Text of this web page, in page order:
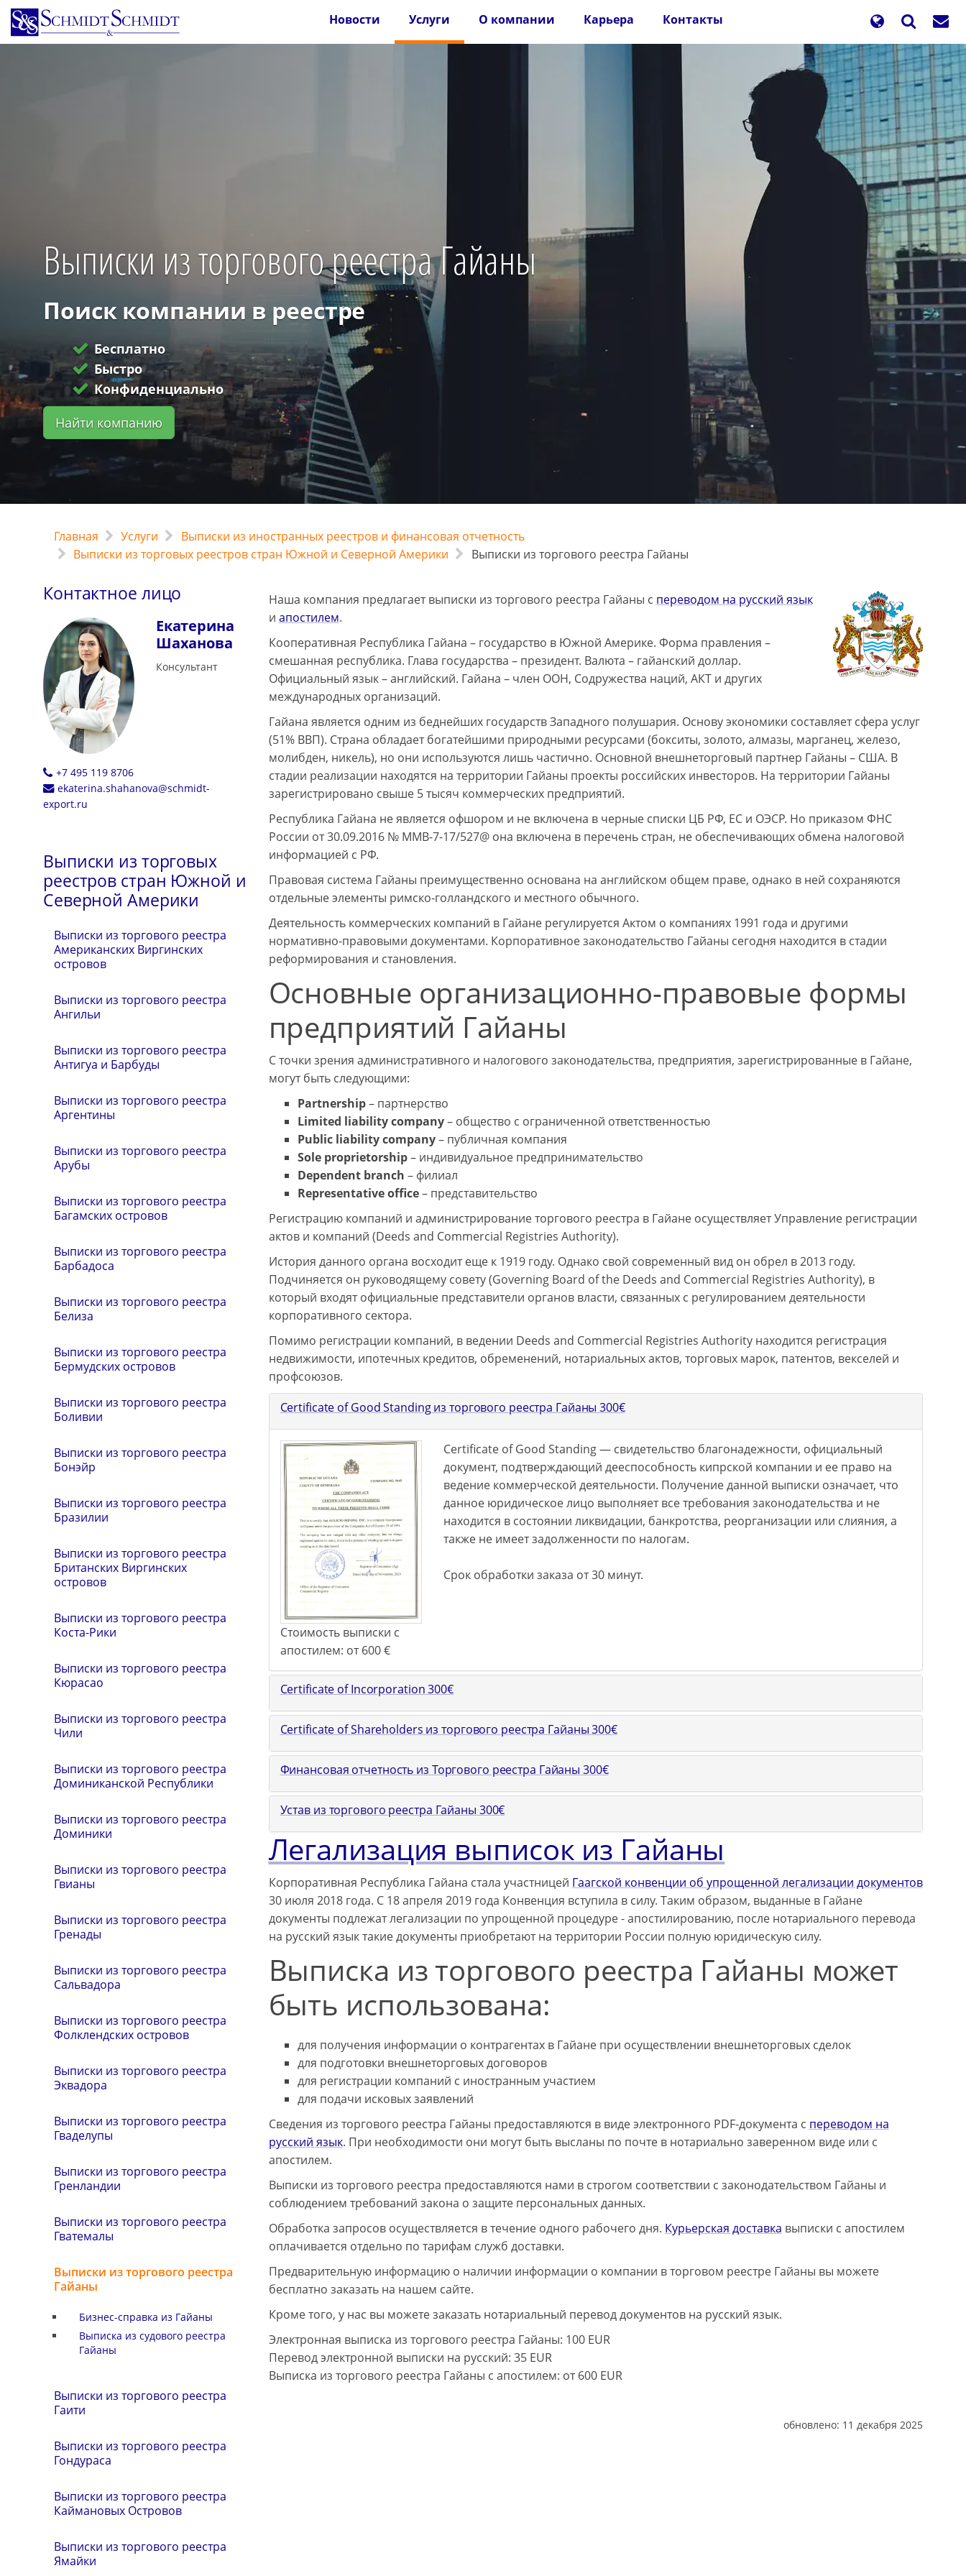
Перейти
основному
Новости Услуги О компании Карьера Контакты
Выписки из торгового реестра Гайаны
Поиск компании в реестре
Бесплатно
Быстро
Конфиденциально
Найти компанию
Главная Услуги
Выписки из иностранных реестров и финансовая отчетность
Выписки из торговых реестров стран Южной и Северной Америки
Выписки из торгового реестра Гайаны
Контактное лицо
Екатерина
Шаханова
Консультант
+7 495 119 8706
ekaterina.shahanova@schmidt-
export.ru
Выписки из торговых
реестров стран Южной и
Северной Америки
Выписки из торгового реестра
Американских Виргинских
островов
Выписки из торгового реестра
Ангильи
Выписки из торгового реестра
Антигуа и Барбуды
Выписки из торгового реестра
Аргентины
Выписки из торгового реестра
Арубы
Выписки из торгового реестра
Багамских островов
Выписки из торгового реестра
Барбадоса
Выписки из торгового реестра
Белиза
Выписки из торгового реестра
Бермудских островов
Выписки из торгового реестра
Боливии
Выписки из торгового реестра
Бонэйр
Выписки из торгового реестра
Бразилии
Выписки из торгового реестра
Британских Виргинских
островов
Выписки из торгового реестра
Коста-Рики
Выписки из торгового реестра
Кюрасао
Выписки из торгового реестра
Чили
Выписки из торгового реестра
Доминиканской Республики
Выписки из торгового реестра
Доминики
Выписки из торгового реестра
Гвианы
Выписки из торгового реестра
Гренады
Выписки из торгового реестра
Сальвадора
Выписки из торгового реестра
Фолклендских островов
Выписки из торгового реестра
Эквадора
Выписки из торгового реестра
Гваделупы
Выписки из торгового реестра
Гренландии
Выписки из торгового реестра
Гватемалы
Выписки из торгового реестра
Гайаны
Бизнес-справка из Гайаны
Выписка из судового реестра
Гайаны
Выписки из торгового реестра
Гаити
Выписки из торгового реестра
Гондураса
Выписки из торгового реестра
Каймановых Островов
Выписки из торгового реестра
Ямайки
Наша компания предлагает выписки из торгового реестра Гайаны с переводом на русский язык
и апостилем.
Кооперативная Республика Гайана – государство в Южной Америке. Форма правления –
смешанная республика. Глава государства – президент. Валюта – гайанский доллар.
Официальный язык – английский. Гайана – член ООН, Содружества наций, АКТ и других
международных организаций.
Гайана является одним из беднейших государств Западного полушария. Основу экономики составляет сфера услуг
(51% ВВП). Страна обладает богатейшими природными ресурсами (бокситы, золото, алмазы, марганец, железо,
молибден, никель), но они используются лишь частично. Основной внешнеторговый партнер Гайаны – США. В
стадии реализации находятся на территории Гайаны проекты российских инвесторов. На территории Гайаны
зарегистрировано свыше 5 тысяч коммерческих предприятий.
Республика Гайана не является офшором и не включена в черные списки ЦБ РФ, ЕС и ОЭСР. Но приказом ФНС
России от 30.09.2016 № ММВ-7-17/527@ она включена в перечень стран, не обеспечивающих обмена налоговой
информацией с РФ.
Правовая система Гайаны преимущественно основана на английском общем праве, однако в ней сохраняются
отдельные элементы римско-голландского и местного обычного.
Деятельность коммерческих компаний в Гайане регулируется Актом о компаниях 1991 года и другими
нормативно-правовыми документами. Корпоративное законодательство Гайаны сегодня находится в стадии
реформирования и становления.
Основные организационно-правовые формы
предприятий Гайаны
С точки зрения административного и налогового законодательства, предприятия, зарегистрированные в Гайане,
могут быть следующими:
Partnership– партнерство
Limited liability company– общество с ограниченной ответственностью
Public liability company– публичная компания
Sole proprietorship– индивидуальное предпринимательство
Dependent branch – филиал
Representative office– представительство
Регистрацию компаний и администрирование торгового реестра в Гайане осуществляет Управление регистрации
актов и компаний (Deeds and Commercial Registries Authority).
История данного органа восходит еще к 1919 году. Однако свой современный вид он обрел в 2013 году.
Подчиняется он руководящему совету (Governing Board of the Deeds and Commercial Registries Authority), в
который входят официальные представители органов власти, связанных с регулированием деятельности
корпоративного сектора.
Помимо регистрации компаний, в ведении Deeds and Commercial Registries Authority находится регистрация
недвижимости, ипотечных кредитов, обременений, нотариальных актов, торговых марок, патентов, векселей и
профсоюзов.
Certificate of Good Standing из торгового реестра Гайаны 300€
Certificate of Good Standing — свидетельство благонадежности, официальный
документ, подтверждающий дееспособность кипрской компании и ее право на
ведение коммерческой деятельности. Получение данной выписки означает, что
данное юридическое лицо выполняет все требования законодательства и не
находится в состоянии ликвидации, банкротства, реорганизации или слияния, а
также не имеет задолженности по налогам.
Срок обработки заказа от 30 минут.
Стоимость выписки с
апостилем: от 600€
Certificate of Incorporation300€
Certificate of Shareholders из торгового реестра Гайаны300€
Финансовая отчетность из Торгового реестра Гайаны 300€
Устав из торгового реестра Гайаны 300€
Легализация выписок из Гайаны
Корпоративная Республика Гайана стала участницей Гаагской конвенции об упрощенной легализации документов
30 июля 2018 года. С 18 апреля 2019 года Конвенция вступила в силу. Таким образом, выданные в Гайане
документы подлежат легализации по упрощенной процедуре - апостилированию, после нотариального перевода
на русский язык такие документы приобретают на территории России полную юридическую силу.
Выписка из торгового реестра Гайаны может
быть использована:
для получения информации о контрагентах в Гайане при осуществлении внешнеторговых сделок
для подготовки внешнеторговых договоров
для регистрации компаний с иностранным участием
для подачи исковых заявлений
Сведения из торгового реестра Гайаны предоставляются в виде электронного PDF-документа с переводом на
русский язык. При необходимости они могут быть высланы по почте в нотариально заверенном виде или с
апостилем.
Выписки из торгового реестра предоставляются нами в строгом соответствии с законодательством Гайаны и
соблюдением требований закона о защите персональных данных.
Обработка запросов осуществляется в течение одного рабочего дня. Курьерская доставка выписки с апостилем
оплачивается отдельно по тарифам служб доставки.
Предварительную информацию о наличии информации о компании в торговом реестре Гайаны вы можете
бесплатно заказать на нашем сайте.
Кроме того, у нас вы можете заказать нотариальный перевод документов на русский язык.
Электронная выписка из торгового реестра Гайаны: 100 EUR
Перевод электронной выписки на русский: 35 EUR
Выписка из торгового реестра Гайаны с апостилем: от 600 EUR
обновлено: 11 декабря 2025